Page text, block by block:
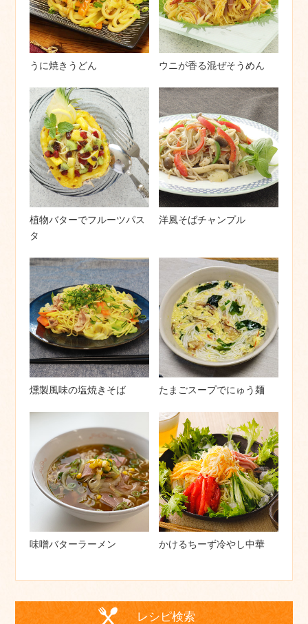
うに焼きうどん ウニが香る混ぜそうめん
植物バターでフルーツパス
タ
洋風そばチャンプル
燻製風味の塩焼きそば たまごスープでにゅう麺
味噌バターラーメン かけるちーず冷やし中華
レシピ検索